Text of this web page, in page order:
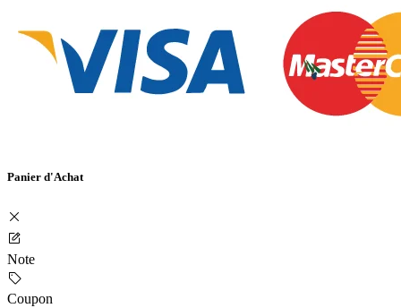
Panier d'Achat
Note
Coupon